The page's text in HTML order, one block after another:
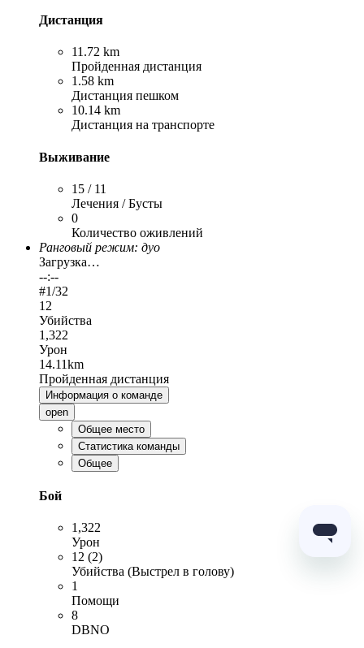
Дистанция
11.72 km
Пройденная дистанция
1.58 km
Дистанция пешком
10.14 km
Дистанция на транспорте
Выживание
15 / 11
Лечения / Бусты
0
Количество оживлений
Ранговый режим: дуо
Загрузка…
--:--
#1/32
12
Убийства
1,322
Урон
14.11km
Пройденная дистанция
Информация о команде
open
Общее место
Статистика команды
Общее
Бой
1,322
Урон
12 (2)
Убийства (Выстрел в голову)
1
Помощи
8
DBNO